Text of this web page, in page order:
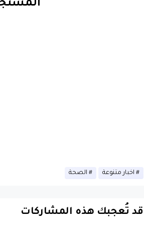
اخبار متنوعة الصحة
قد تُعجبك هذه المشاركات